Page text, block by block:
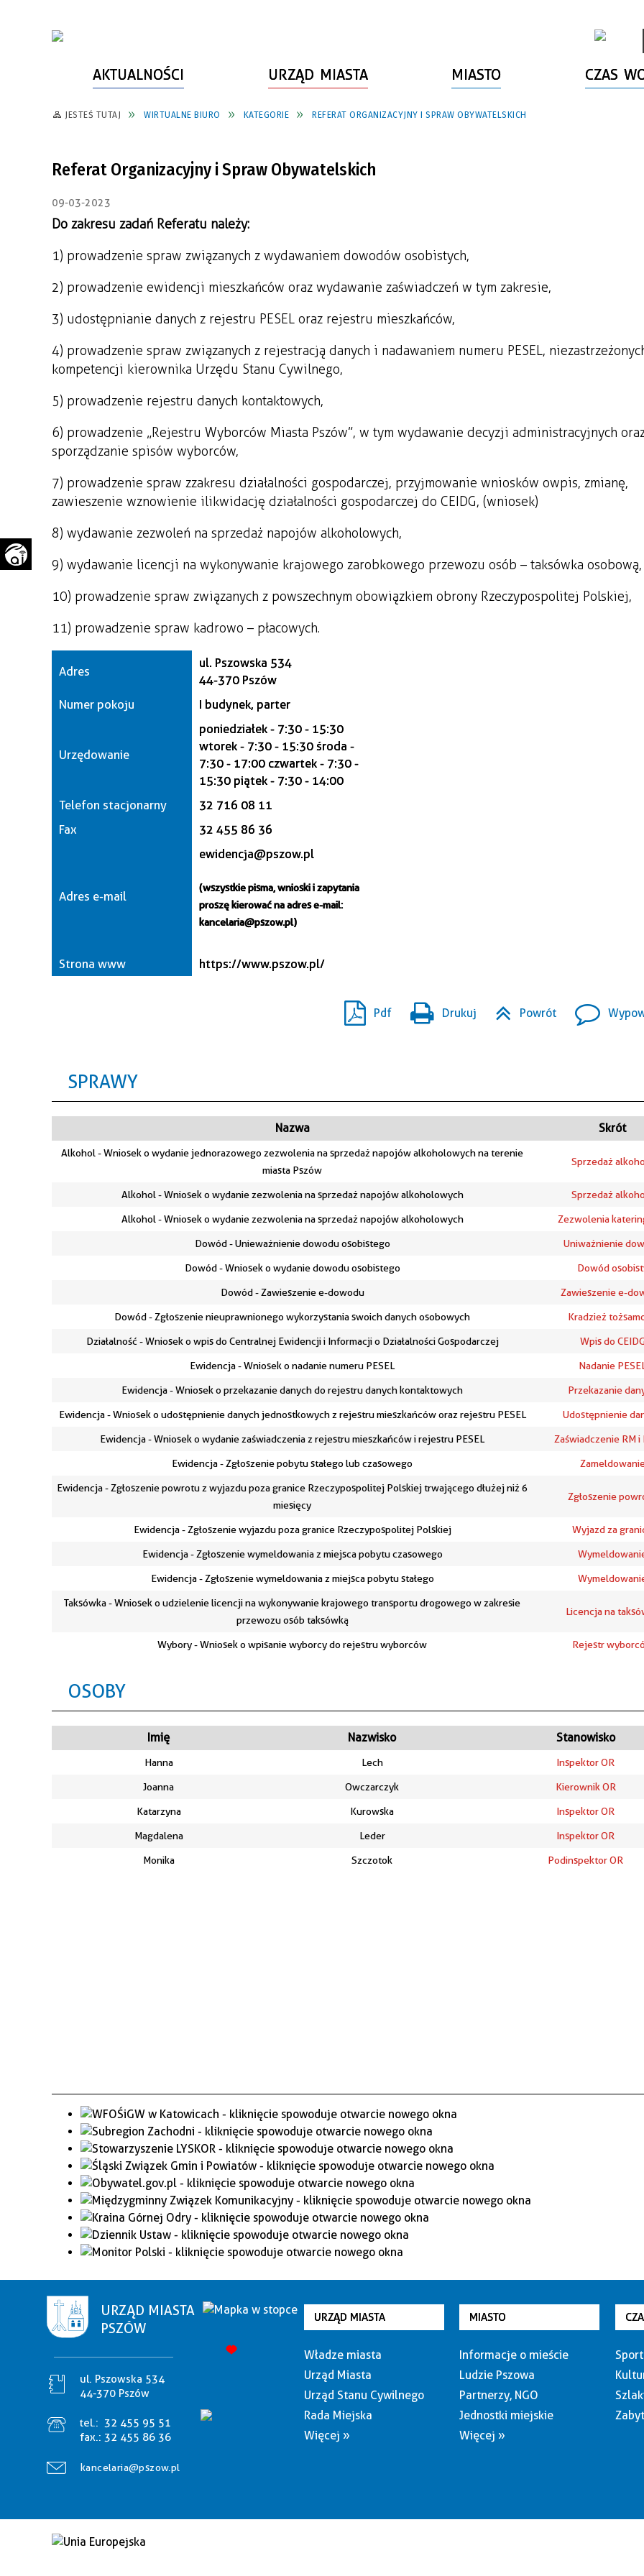
AKTUALNOŚCI URZĄD MIASTA
WŁADZE MIASTA
URZĄD STANU CYWILNEGO
RADA MIEJSKA
STRATEGIE, PLANY, PROGRAMY
FUNDUSZE ZEWNĘTRZNE
MIASTO
INFORMACJE O MIEŚCIE
PARTNERZY, NGO
JEDNOSTKI MIEJSKIE
INWESTYCJE MIEJSKIE
POWIATOWY LIDER
PRZEDSIĘBIORCZOŚCI
GAZETA SAMORZĄDOWA
CZAS
SPORT
SZLAKI TURYSTYCZNE
ZABYTKI
ZAŁATW SPRAWĘ
BEZPIECZEŃSTWO
ZWIERZĘTA W GMINIE
POMIAR SATYSFAKCJI KLIENTA
INFORMATOR
KOMUNIKACJA I TRANSPORT
ZAGOSPODAROWANIE
JESTEŚ TUTAJ WIRTUALNE BIURO KATEGORIE REFERAT ORGANIZACYJNY I SPRAW OBYWATELSKICH
Referat Organizacyjny i Spraw Obywatelskich
09-03-2023
Do zakresu zadań Referatu należy:
1) prowadzenie spraw związanych z wydawaniem dowodów osobistych,
2) prowadzenie ewidencji mieszkańców oraz wydawanie zaświadczeń w tym zakresie,
3) udostępnianie danych z rejestru PESEL oraz rejestru mieszkańców,
4) prowadzenie spraw związanych z rejestracją danych i nadawaniem numeru PESEL, nie
kompetencji kierownika Urzędu Stanu Cywilnego,
5) prowadzenie rejestru danych kontaktowych,
6) prowadzenie „Rejestru Wyborców Miasta Pszów”, w tym wydawanie decyzji administracyjnych
sporządzanie spisów wyborców,
7) prowadzenie spraw z zakresu działalności gospodarczej, przyjmowanie wniosków o wpis, zmianę,
zawieszenie wznowienie i likwidację działalności gospodarczej do CEIDG, (wniosek)
8) wydawanie zezwoleń na sprzedaż napojów alkoholowych,
9) wydawanie licencji na wykonywanie krajowego zarobkowego przewozu osób – taksówka osobową,
10) prowadzenie spraw związanych z powszechnym obowiązkiem obrony Rzeczypospolitej Polskiej,
11) prowadzenie spraw kadrowo – płacowych.
Adres
ul. Pszowska 534
44-370 Pszów
Numer pokoju
I budynek, parter
Urzędowanie
poniedziałek - 7:30 - 15:30
wtorek - 7:30 - 15:30 środa -
7:30 - 17:00 czwartek - 7:30 -
15:30 piątek - 7:30 - 14:00
Telefon stacjonarny
32 716 08 11
Fax
32 455 86 36
Adres e-mail
ewidencja@pszow.pl
(wszystkie pisma, wnioski i zapytania
proszę kierować na adres e-mail:
kancelaria@pszow.pl)
Strona www https://www.pszow.pl/
Pdf Drukuj Powrót
SPRAWY
Nazwa Skrót
Alkohol - Wniosek o wydanie jednorazowego zezwolenia na sprzedaż napojów alkoholowych na terenie
miasta Pszów
Sprzedaż
Alkohol - Wniosek o wydanie zezwolenia na sprzedaż napojów alkoholowych Sprzedaż
Alkohol - Wniosek o wydanie zezwolenia na sprzedaż napojów alkoholowych Zezwolenia
Dowód - Unieważnienie dowodu osobistego Uniważnienie
Dowód - Wniosek o wydanie dowodu osobistego Dowód
Dowód - Zawieszenie e-dowodu Zawieszenie e-
Dowód - Zgłoszenie nieuprawnionego wykorzystania swoich danych osobowych Kradzież
Działalność - Wniosek o wpis do Centralnej Ewidencji i Informacji o Działalności Gospodarczej Wpis do
Ewidencja - Wniosek o nadanie numeru PESEL Nadanie
Ewidencja - Wniosek o przekazanie danych do rejestru danych kontaktowych Przekazanie
Ewidencja - Wniosek o udostępnienie danych jednostkowych z rejestru mieszkańców oraz rejestru PESEL Udostępnienie
Ewidencja - Wniosek o wydanie zaświadczenia z rejestru mieszkańców i rejestru PESEL Zaświadczenie RM i
Ewidencja - Zgłoszenie pobytu stałego lub czasowego
Ewidencja - Zgłoszenie powrotu z wyjazdu poza granice Rzeczypospolitej Polskiej trwającego dłużej niż 6
miesięcy
Zgłoszenie
Ewidencja - Zgłoszenie wyjazdu poza granice Rzeczypospolitej Polskiej Wyjazd za
Ewidencja - Zgłoszenie wymeldowania z miejsca pobytu czasowego
Ewidencja - Zgłoszenie wymeldowania z miejsca pobytu stałego
Taksówka - Wniosek o udzielenie licencji na wykonywanie krajowego transportu drogowego w zakresie
przewozu osób taksówką
Licencja na
Wybory - Wniosek o wpisanie wyborcy do rejestru wyborców Rejestr
OSOBY
Imię Nazwisko Stanowisko
Hanna Lech Inspektor OR
Joanna Owczarczyk Kierownik OR
Katarzyna Kurowska Inspektor OR
Magdalena Leder Inspektor OR
Monika Szczotok Podinspektor OR
URZĄD MIASTA
PSZÓW
ul. Pszowska 534
44-370 Pszów
tel.: 32 455 95 51
fax.: 32 455 86 36
kancelaria@pszow.pl
URZĄD MIASTA
Władze miasta
Urząd Miasta
Urząd Stanu Cywilnego
Rada Miejska
Więcej »
MIASTO
Informacje o mieście
Ludzie Pszowa
Partnerzy, NGO
Jednostki miejskie
Więcej »
Sport